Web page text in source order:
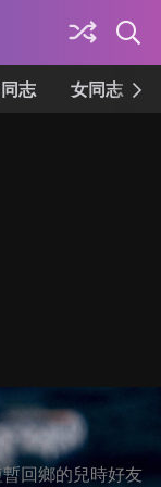
志 女同志
回鄉的兒時好友